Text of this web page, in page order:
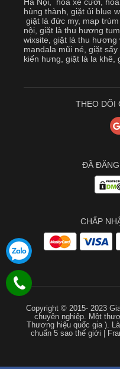
hùng thành giặt ủi blue
giặt là đức my, map
nội giặt là thu hương
wixsite giặt là thu hương
mandala mũi né giặt sấy
kiến hưng giặt là la khê
THEO DÕI
ĐÃ ĐĂNG
CHẤP
Copyright © 2015- 2023
chuyên nghiệp. Một
Thương hiệu quốc gia ).
chuẩn 5 sao thế giới |